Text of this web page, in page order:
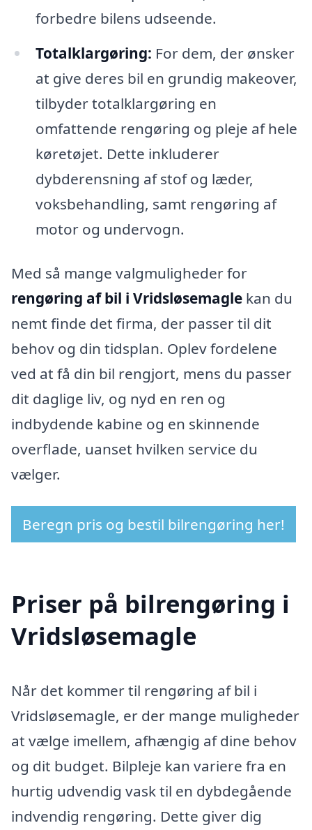
forbedre bilens udseende.
Totalklargøring: For dem, der ønsker
at give deres bil en grundig makeover,
tilbyder totalklargøring en
omfattende rengøring og pleje af hele
køretøjet. Dette inkluderer
dybderensning af stof og læder,
voksbehandling, samt rengøring af
motor og undervogn.
Med så mange valgmuligheder for
rengøring af bil i Vridsløsemagle kan du
nemt finde det firma, der passer til dit
behov og din tidsplan. Oplev fordelene
ved at få din bil rengjort, mens du passer
dit daglige liv, og nyd en ren og
indbydende kabine og en skinnende
overflade, uanset hvilken service du
vælger.
Beregn pris og bestil bilrengøring her!
Priser på bilrengøring i
Vridsløsemagle
Når det kommer til rengøring af bil i
Vridsløsemagle, er der mange muligheder
at vælge imellem, afhængig af dine behov
og dit budget. Bilpleje kan variere fra en
hurtig udvendig vask til en dybdegående
indvendig rengøring. Dette giver dig